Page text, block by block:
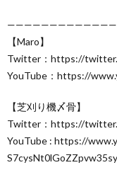
【Maro】
Twitter：https://
YouTube：https://
【芝刈り機〆骨】
Twitter：https://
YouTube : https://